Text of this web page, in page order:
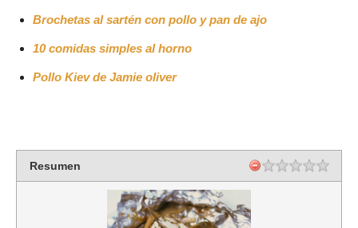
Brochetas al sartén con pollo y pan de ajo
10 comidas simples al horno
Pollo Kiev de Jamie oliver
Resumen